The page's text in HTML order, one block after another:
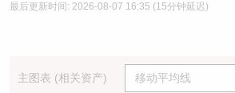
最后更新时间: 2026-08-07 16:35 (15分钟延迟)
主图表 (相关资产)